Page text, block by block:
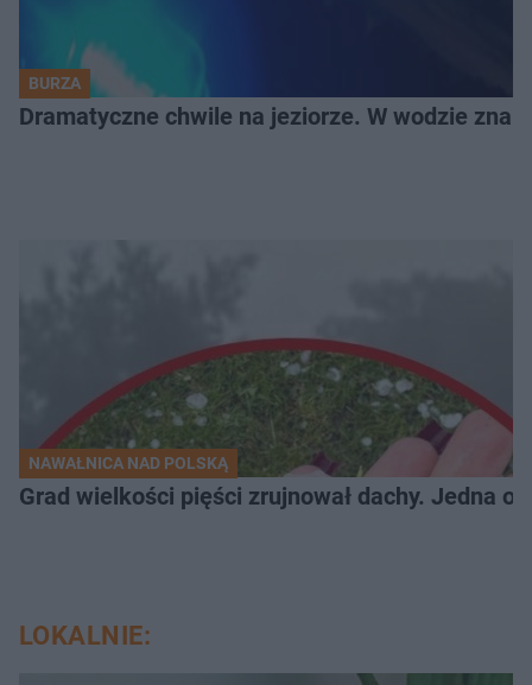
BURZA
Dramatyczne chwile na jeziorze. W wodzie
NAWAŁNICA NAD POLSKĄ
Grad wielkości pięści zrujnował dachy. Jedna
LOKALNIE: